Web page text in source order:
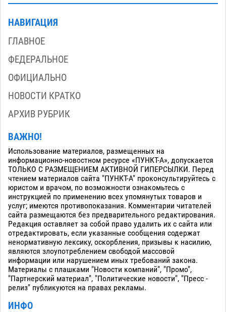
НАВИГАЦИЯ
ГЛАВНОЕ
ФЕДЕРАЛЬНОЕ
ОФИЦИАЛЬНО
НОВОСТИ КРАТКО
АРХИВ РУБРИК
ВАЖНО!
Использование материалов, размещенных на
информационно-новостном ресурсе «ПУНКТ-А», допускается
ТОЛЬКО С РАЗМЕЩЕНИЕМ АКТИВНОЙ ГИПЕРСЫЛКИ. Перед
чтением материалов сайта "ПУНКТ-А" проконсультируйтесь с
юристом и врачом, по возможности ознакомьтесь с
инструкцией по применению всех упомянутых товаров и
услуг; имеются противопоказания. Комментарии читателей
сайта размещаются без предварительного редактирования.
Редакция оставляет за собой право удалить их с сайта или
отредактировать, если указанные сообщения содержат
ненормативную лексику, оскорбления, призывы к насилию,
являются злоупотреблением свободой массовой
информации или нарушением иных требований закона.
Материалы с плашками "Новости компаний", "Промо",
"Партнерский материал", "Политические новости", "Пресс -
релиз" публикуются на правах рекламы.
ИНФО